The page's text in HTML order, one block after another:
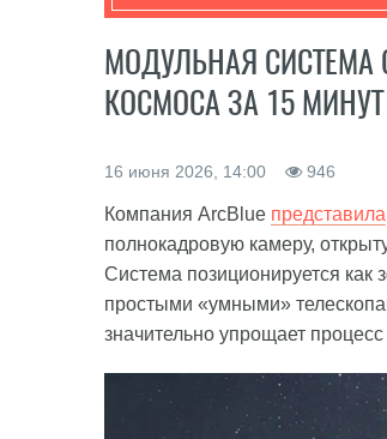
МОДУЛЬНАЯ СИСТЕМА
КОСМОСА ЗА 15
16 июня 2026, 14:00 946
Компания ArcBlue представила
полнокадровую камеру,
Система позиционируется
простыми «умными»
значительно упрощает